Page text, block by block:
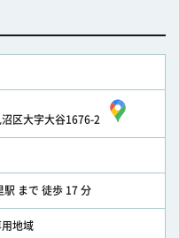
区大字大谷1676-2
駅 まで 徒歩 17 分
地域